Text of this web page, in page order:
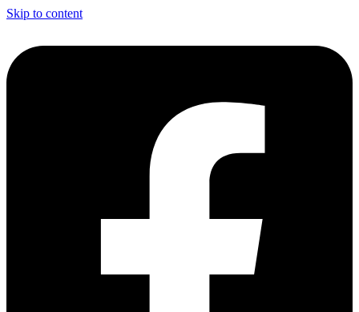
Skip to content